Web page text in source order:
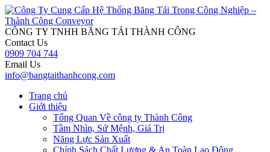
CÔNG TY TNHH BĂNG TẢI THÀNH CÔNG
Contact Us
0909 704 744
Email Us
info@bangtaithanhcong.com
Trang chủ
Giới thiệu
Tổng Quan Về công ty Thành Công
Tầm Nhìn, Sứ Mệnh, Giá Trị
Năng Lực Sản Xuất
Chính Sách Chất Lượng & An Toàn Lao Động